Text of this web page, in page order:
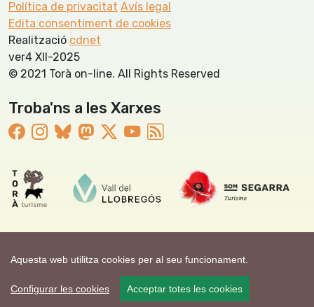
Aquesta web utilitza cookies per al seu funcionament.
Configurar les cookies Acceptar totes les cookies
Política de privacitat Avís legal
Edita consentiment de cookies
Realització cdnet
ver4 XII-2025
© 2021 Torà on-line. All Rights Reserved
Troba'ns a les Xarxes